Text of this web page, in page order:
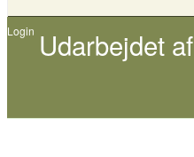
Login Udarbejdet af